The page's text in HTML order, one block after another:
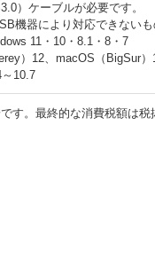
）ケーブルが必要です。
機器により対応できないも
11・10・8.1・8・7
）12、macOS（BigSur
10.7
す。最終的な消費税額は税